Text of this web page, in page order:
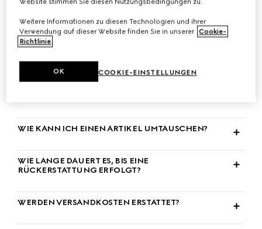
WIE VIELE TAGE HABE ICH ZEIT, UM EIN PRODUKT
WIE KANN ICH EINEN ARTIKEL UMTAUSCHEN?
WIE LANGE DAUERT ES, BIS EINE
RÜCKERSTATTUNG ERFOLGT?
WERDEN VERSANDKOSTEN ERSTATTET?
Weitere Informationen zu diesen Technologien und ihrer
Verwendung auf dieser Website finden Sie in unserer Cookie-
Richtlinie.
COOKIE-EINSTELLUNGEN
OK